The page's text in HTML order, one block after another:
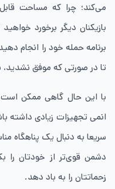
می‌کند؛ چرا که مساحت
بازیکنان دیگر برخورد
برنامه حمله خود را انجام
تا در صورتی که موفق نشدید،
با این حال گاهی ممکن است
انمی تجهیزات زیادی داشته
سریعا به دنبال یک پناهگاه
دشمن قوی‌تر از خودتان را
زحماتتان را به باد دهد.